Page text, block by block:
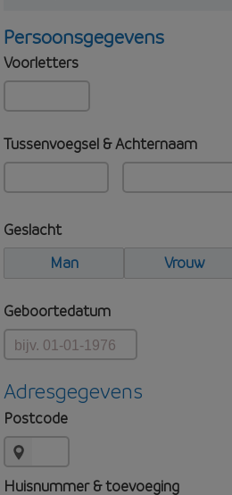
Persoonsgegevens
Voorletters
Tussenvoegsel & Achternaam
Geslacht
Man
Vrouw
Geboortedatum
Adresgegevens
Postcode
Huisnummer & toevoeging